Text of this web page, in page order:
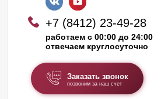
+7 (8412) 23-49-28
работаем с 00:00 до 24:00
отвечаем круглосуточно
Заказать звонок
позвоним за наш счет